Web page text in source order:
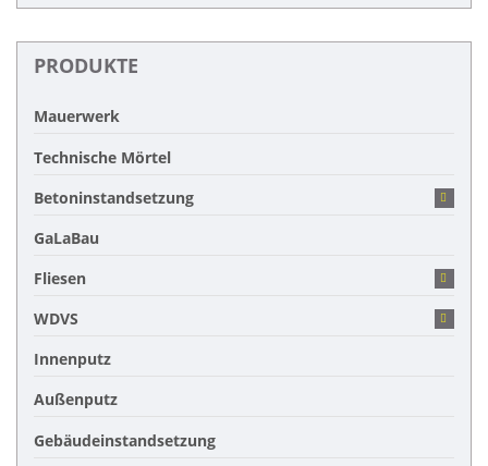
PRODUKTE
Mauerwerk
Technische Mörtel
Betoninstandsetzung
GaLaBau
Fliesen
WDVS
Innenputz
Außenputz
Gebäudeinstandsetzung